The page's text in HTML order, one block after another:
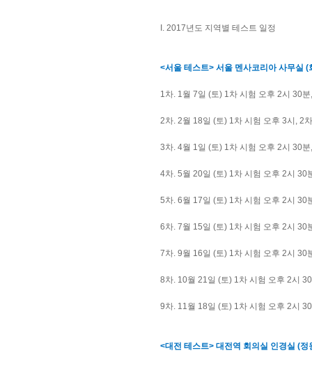
I. 2017년도 지역별 테스트 일정
<서울 테스트> 서울 멘사코리아 사무실
1차. 1월 7일 (토) 1차 시험 오후 2시 30
2차. 2월 18일 (토) 1차 시험 오후 3시, 2
3차. 4월 1일 (토) 1차 시험 오후 2시 30
4차. 5월 20일 (토) 1차 시험 오후 2시 30
5차. 6월 17일 (토) 1차 시험 오후 2시 30
6차. 7월 15일 (토) 1차 시험 오후 2시 30
7차. 9월 16일 (토) 1차 시험 오후 2시 30
8차. 10월 21일 (토) 1차 시험 오후 2시
9차. 11월 18일 (토) 1차 시험 오후 2시
<대전 테스트> 대전역 회의실 인경실 (정